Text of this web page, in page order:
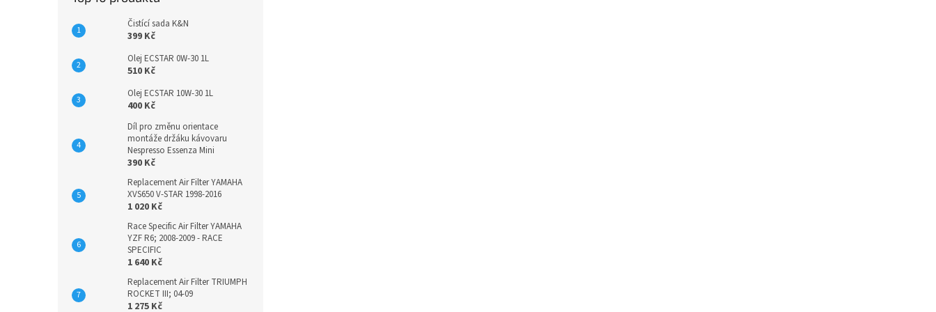
Čistící sada K&N
399 Kč
Olej ECSTAR 0W-30 1L
510 Kč
Olej ECSTAR 10W-30 1L
400 Kč
Díl pro změnu orientace
montáže držáku kávovaru
Nespresso Essenza Mini
390 Kč
Replacement Air Filter YAMAHA
XVS650 V-STAR 1998-2016
1 020 Kč
Race Specific Air Filter YAMAHA
YZF R6; 2008-2009 - RACE
SPECIFIC
1 640 Kč
Replacement Air Filter TRIUMPH
ROCKET III; 04-09
1 275 Kč